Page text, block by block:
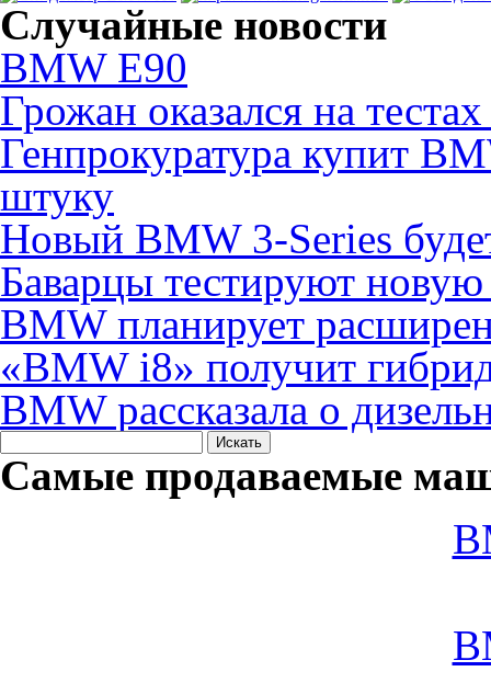
Случайные новости
BMW E90
Грожан оказался на
Генпрокуратура купит
штуку
Новый BMW 3-Series
Баварцы тестируют
BMW планирует
«BMW i8» получит
BMW рассказала о
Самые продаваемые